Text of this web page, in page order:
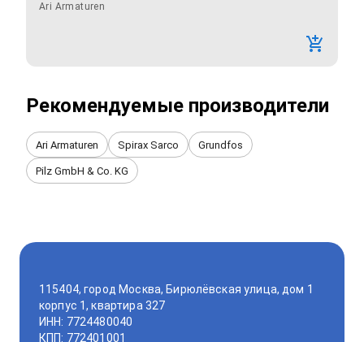
Ari Armaturen
Рекомендуемые производители
Ari Armaturen Spirax Sarco Grundfos
Pilz GmbH & Co. KG
115404, город Москва, Бирюлёвская улица, дом 1
корпус 1, квартира 327
ИНН: 7724480040
КПП: 772401001